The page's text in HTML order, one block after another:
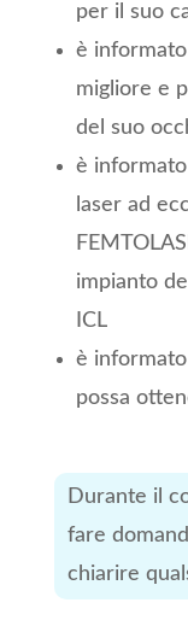
per il suo
è
migliore e
del suo
è
laser ad
impianto
ICL
è informato
possa
Durante il
fare
chiarire